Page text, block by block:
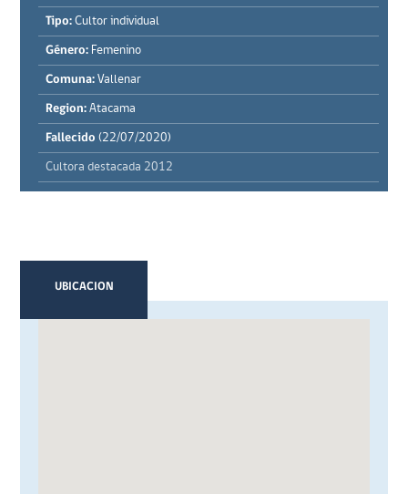
Tipo: Cultor individual
Género: Femenino
Comuna: Vallenar
Region: Atacama
Fallecido (22/07/2020)
Cultora destacada 2012
UBICACION